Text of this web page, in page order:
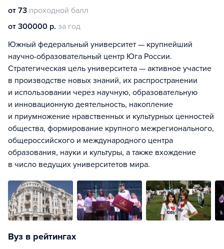
от 73 проходной балл
от 300000 р. за год
Южный федеральный университет — крупнейший
научно-образовательный центр Юга России.
Стратегическая цель университета — активное участие
в производстве новых знаний, их распространении
и использовании через научную, образовательную
и инновационную деятельность, накопление
и приумножение нравственных и культурных ценностей
общества, формирование крупного межрегионального,
общероссийского и международного центра
образования, науки и культуры, а также вхождение
в число ведущих университетов мира.
Вуз в рейтингах